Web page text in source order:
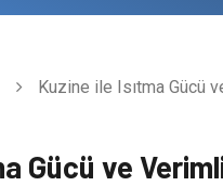
Kuzine ile Isıtma Gücü
Gücü ve